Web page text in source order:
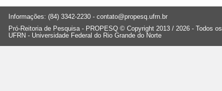
Informações: (84) 3342-2230 - contato@propesq.ufrn.br
Pró-Reitoria de Pesquisa - PROPESQ © Copyright 2013 / 2026 - Todos
UFRN - Universidade Federal do Rio Grande do Norte